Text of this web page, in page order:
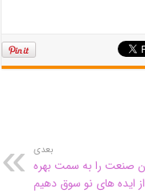
بعدی
صنعت را به سمت بهره
ایده های نو سوق دهیم